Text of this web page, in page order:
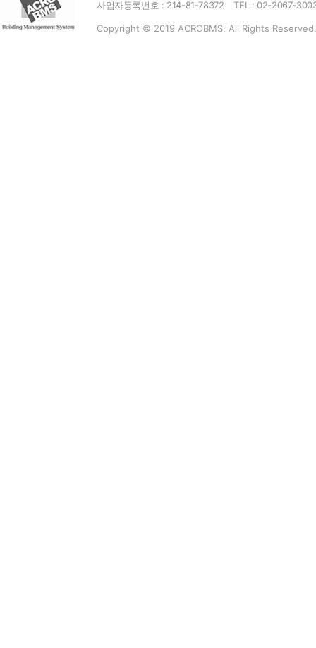
사업자등록번호 : 214-81-78372
TEL : 02-2067-
Copyright © 2019 ACROBMS. All Rights Reserved.